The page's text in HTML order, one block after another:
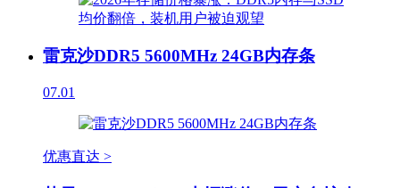
雷克沙DDR5 5600MHz 24GB内存条
07.01
优惠直达 >